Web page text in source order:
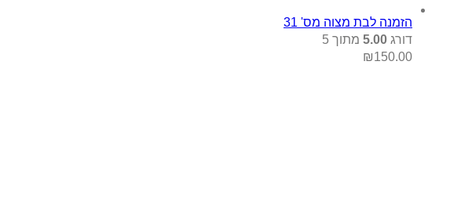
הזמנה לבת מצוה מס' 31
דורג 5.00 מתוך 5
₪150.00